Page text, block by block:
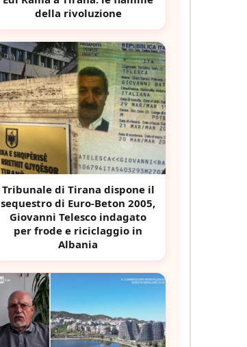
della rivoluzione
Tribunale di Tirana dispone il
sequestro di Euro-Beton 2005,
Giovanni Telesco indagato
per frode e riciclaggio in
Albania